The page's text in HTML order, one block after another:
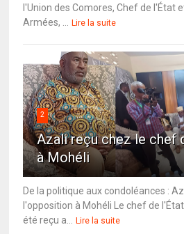
l'Union des Comores, Chef de l'État
Armées, ...
Lire la suite
2
Azali reçu chez le chef
à Mohéli
De la politique aux condoléances :
l'opposition à Mohéli Le chef de
été reçu a...
Lire la suite